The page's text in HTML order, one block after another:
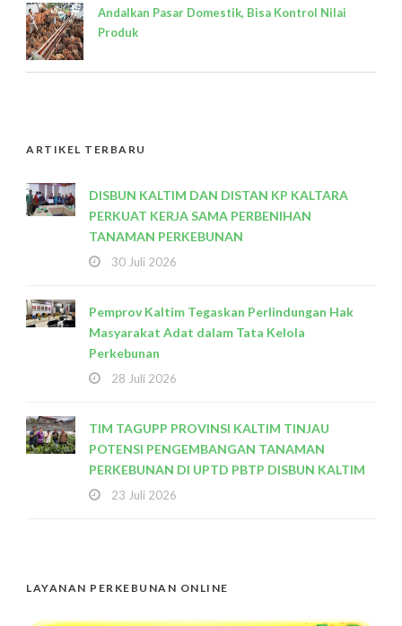
Andalkan Pasar Domestik, Bisa Kontrol Nilai
Produk
ARTIKEL TERBARU
DISBUN KALTIM DAN DISTAN KP KALTARA
PERKUAT KERJA SAMA PERBENIHAN
TANAMAN PERKEBUNAN
30 Juli 2026
Pemprov Kaltim Tegaskan Perlindungan Hak
Masyarakat Adat dalam Tata Kelola
Perkebunan
28 Juli 2026
TIM TAGUPP PROVINSI KALTIM TINJAU
POTENSI PENGEMBANGAN TANAMAN
PERKEBUNAN DI UPTD PBTP DISBUN KALTIM
23 Juli 2026
LAYANAN PERKEBUNAN ONLINE